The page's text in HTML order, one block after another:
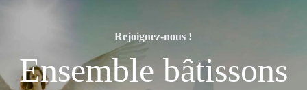
Rejoignez-nous !
Ensemble bâtissons